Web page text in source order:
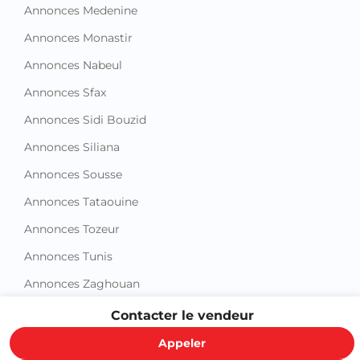
Contacter le vendeur
Appeler
Annonces Medenine
Annonces Monastir
Annonces Nabeul
Annonces Sfax
Annonces Sidi Bouzid
Annonces Siliana
Annonces Sousse
Annonces Tataouine
Annonces Tozeur
Annonces Tunis
Annonces Zaghouan